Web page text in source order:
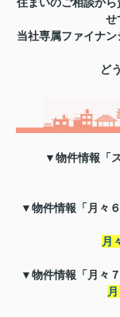
せ
当社専属ファイナ
ど
▼物件情報「
▼物件情報「月々
月
▼物件情報「月々